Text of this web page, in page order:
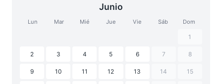
Junio
Lun Mar Mié Jue Vie Sáb Dom
1
2 3 4 5 6 7 8
9 10 11 12 13 14 15